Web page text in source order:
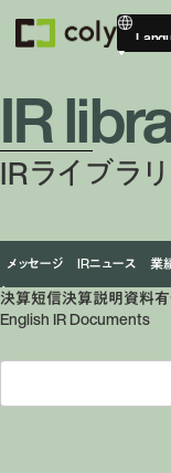
IR
IRライブラリ
メッセージ IRニュース 業
決算短信決算説明資料
English IR Documents